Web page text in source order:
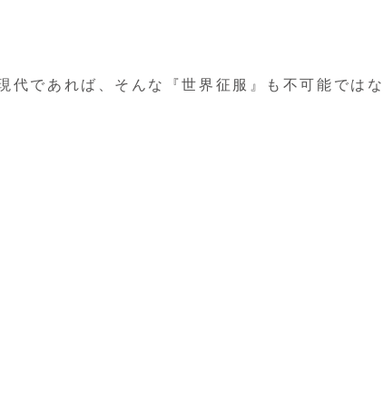
代であれば、そんな『世界征服』も不可能では